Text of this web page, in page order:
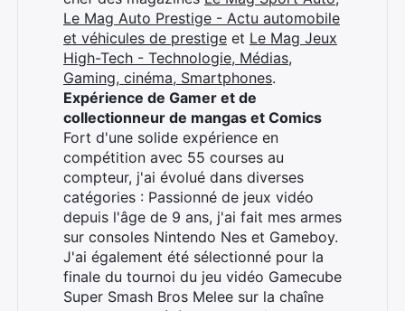
Le Mag Auto Prestige - Actu automobile
et véhicules de prestige et Le Mag Jeux
High-Tech - Technologie, Médias,
Gaming, cinéma, Smartphones.
Expérience de Gamer et de
collectionneur de mangas et Comics
Fort d'une solide expérience en
compétition avec 55 courses au
compteur, j'ai évolué dans diverses
catégories : Passionné de jeux vidéo
depuis l'âge de 9 ans, j'ai fait mes armes
sur consoles Nintendo Nes et Gameboy.
J'ai également été sélectionné pour la
finale du tournoi du jeu vidéo Gamecube
Super Smash Bros Melee sur la chaîne
Rechercher